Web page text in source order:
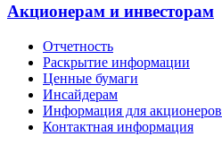
Акционерам и инвесторам
Отчетность
Раскрытие информации
Ценные бумаги
Инсайдерам
Информация для акционеров
Контактная информация